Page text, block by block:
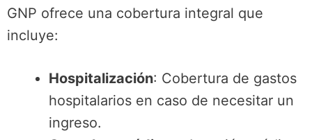
GNP ofrece una cobertura integral que
incluye:
Hospitalización: Cobertura de gastos
hospitalarios en caso de necesitar un
ingreso.